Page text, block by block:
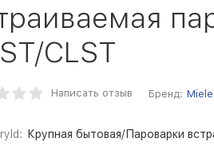
CLST
Написать отзыв Бренд: Miele
Крупная бытовая/Пароварки